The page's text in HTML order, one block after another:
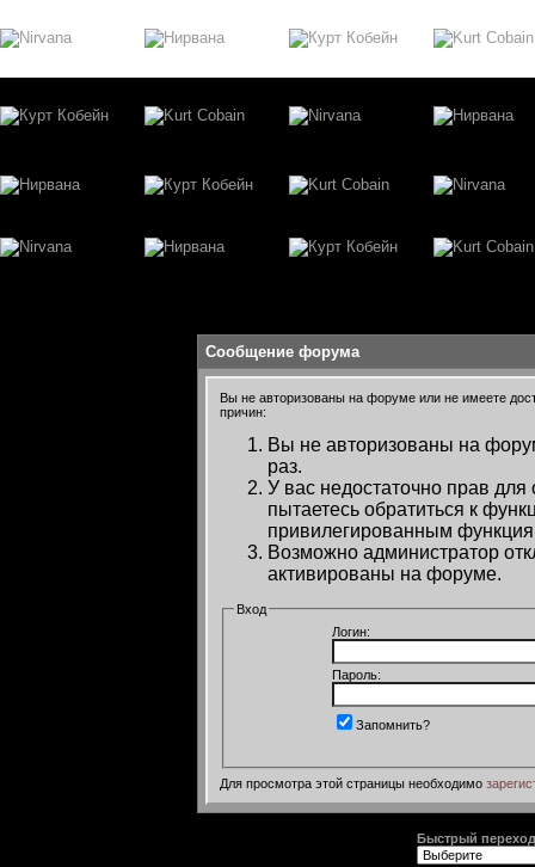
Сообщение форума
Вы не авторизованы на форуме или не имеете
причин:
Вы не авторизованы на
раз.
У вас недостаточно прав
пытаетесь обратиться к
привилегированным
Возможно администратор
активированы на форуме.
Вход
Логин:
Пароль:
Запомнить?
Для просмотра этой страницы необходимо
Быстрый переход